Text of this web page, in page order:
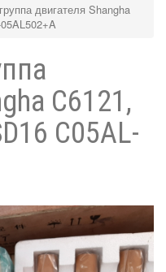
двигателя Shangha
C6121,
C05AL-